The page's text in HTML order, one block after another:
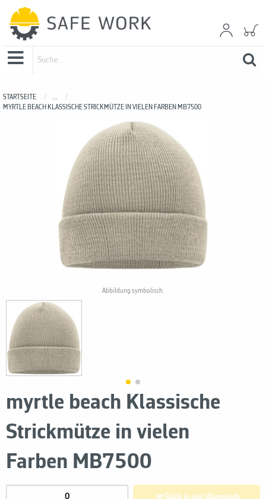
STARTSEITE
...
MYRTLE BEACH KLASSISCHE STRICKMÜTZE IN VIELEN FARBEN MB7500
myrtle beach Klassische
Strickmütze in vielen
Farben MB7500
Abbildung symbolisch.
Stück in den Warenkorb